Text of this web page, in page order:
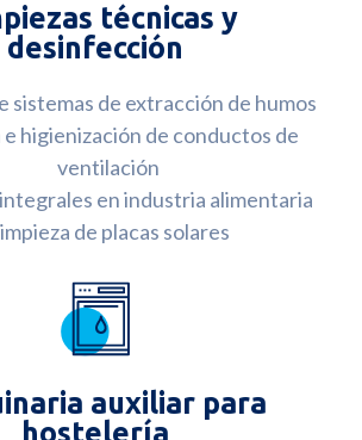
técnicas y
desinfección
sistemas de extracción de humos
e higienización de conductos de
ventilación
en industria alimentaria
de placas solares
auxiliar para
hostelería